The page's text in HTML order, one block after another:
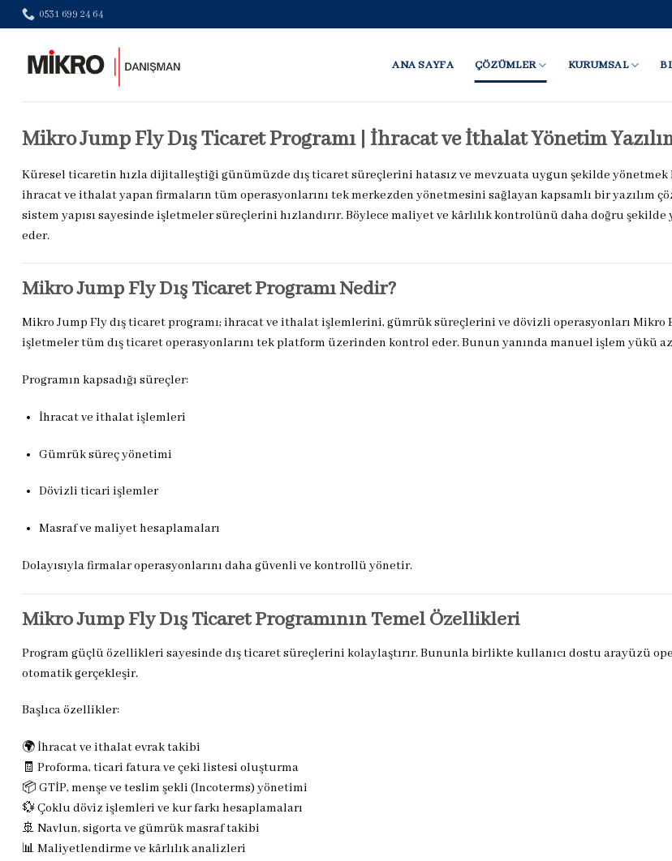
Skip
to
0531 699 24 64
ANA SAYFA ÇÖZÜMLER KURUMSAL
Mikro Jump Fly Dış Ticaret Programı | İhracat ve İthalat Yönetim
Küresel ticaretin hızla dijitalleştiği günümüzde dış ticaret süreçlerini hatasız ve mevzuata uygun şekilde yönetmek
ihracat ve ithalat yapan firmaların tüm operasyonlarını tek merkezden yönetmesini sağlayan kapsamlı bir yazılım
sistem yapısı sayesinde işletmeler süreçlerini hızlandırır. Böylece maliyet ve kârlılık kontrolünü daha doğru
eder.
Mikro Jump Fly Dış Ticaret Programı Nedir?
Mikro Jump Fly dış ticaret programı; ihracat ve ithalat işlemlerini, gümrük süreçlerini ve dövizli operasyonları Mikro
işletmeler tüm dış ticaret operasyonlarını tek platform üzerinden kontrol eder. Bunun yanında manuel işlem yükü
Programın kapsadığı süreçler:
İhracat ve ithalat işlemleri
Gümrük süreç yönetimi
Dövizli ticari işlemler
Masraf ve maliyet hesaplamaları
Dolayısıyla firmalar operasyonlarını daha güvenli ve kontrollü yönetir.
Mikro Jump Fly Dış Ticaret Programının Temel Özellikleri
Program güçlü özellikleri sayesinde dış ticaret süreçlerini kolaylaştırır. Bununla birlikte kullanıcı dostu arayüzü
otomatik gerçekleşir.
Başlıca özellikler:
🌍 İhracat ve ithalat evrak takibi
🧾 Proforma, ticari fatura ve çeki listesi oluşturma
📦 GTİP, menşe ve teslim şekli (Incoterms) yönetimi
💱 Çoklu döviz işlemleri ve kur farkı hesaplamaları
🚢 Navlun, sigorta ve gümrük masraf takibi
📊 Maliyetlendirme ve kârlılık analizleri